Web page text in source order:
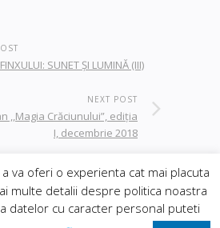
SUNET ȘI LUMINĂ (III)
NEXT POST
,,Magia Crăciunului”, ediția
I, decembrie 2018
Deta| realizat deDowMedia|
va oferi o experienta cat mai placuta
multe detalii despre politica noastra
datelor cu caracter personal puteti